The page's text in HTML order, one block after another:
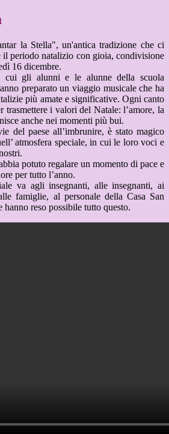
la Stella", un'antica tradizione che ci
il periodo natalizio con gioia, condivisione
16 dicembre.
cui gli alunni e le alunne della scuola
preparato un viaggio musicale che ha
più amate e significative. Ogni canto
trasmettere i valori del Natale: l’amore, la
anche nei momenti più bui.
del paese all’imbrunire, è stato magico
atmosfera speciale, in cui le loro voci e
potuto regalare un momento di pace e
per tutto l’anno.
va agli insegnanti, alle insegnanti, ai
famiglie, al personale della Casa San
hanno reso possibile tutto questo.